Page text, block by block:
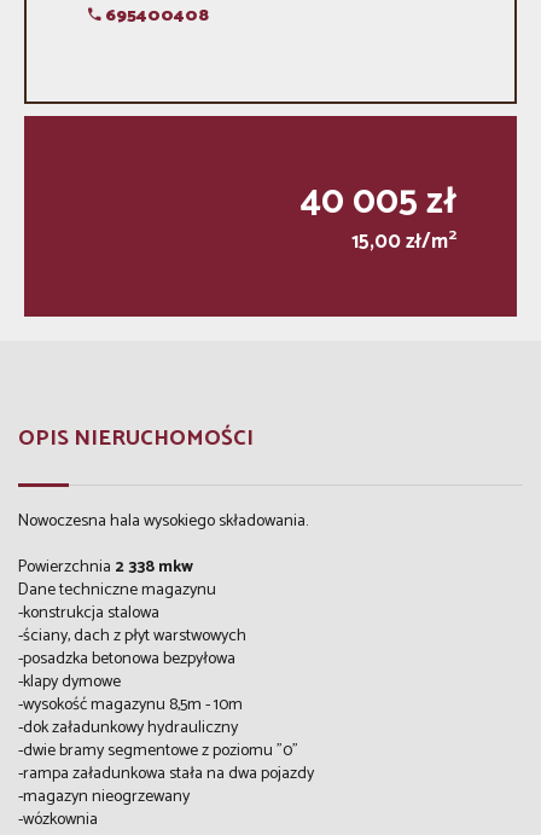
695400408
40 005 zł
15,00 zł/m2
OPIS NIERUCHOMOŚCI
Nowoczesna hala wysokiego składowania.
Powierzchnia 2 338 mkw
Dane techniczne magazynu
-konstrukcja stalowa
-ściany, dach z płyt warstwowych
-posadzka betonowa bezpyłowa
-klapy dymowe
-wysokość magazynu 8,5m - 10m
-dok załadunkowy hydrauliczny
-dwie bramy segmentowe z poziomu "0"
-rampa załadunkowa stała na dwa pojazdy
-magazyn nieogrzewany
-wózkownia